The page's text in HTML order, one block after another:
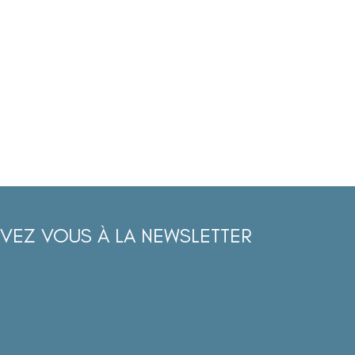
VOUS À LA NEWSLETTER